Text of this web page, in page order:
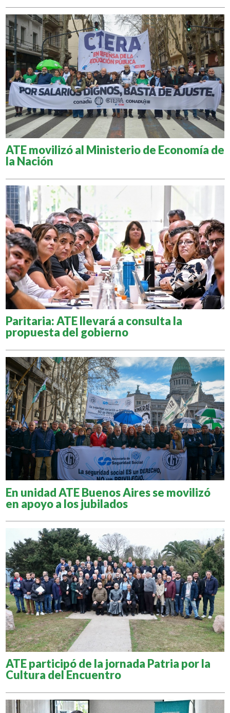
ATE movilizó al Ministerio de Economía de
la Nación
Paritaria: ATE llevará a consulta la
propuesta del gobierno
En unidad ATE Buenos Aires se movilizó
en apoyo a los jubilados
ATE participó de la jornada Patria por la
Cultura del Encuentro